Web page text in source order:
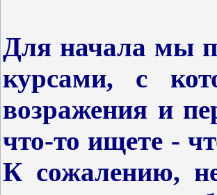
Для начала мы
курсами, с
возражения и
что-то ищете -
К сожалению,